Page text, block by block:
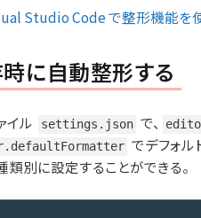
Studio Code で整形機能を使
に自動整形する
イル settings.json で、
でデフォル
類別に設定することができる。